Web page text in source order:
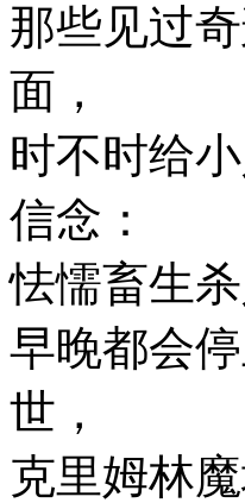
那些见过
面，
时不时给
信念：
怯懦畜生
早晚都会
世，
克里姆林